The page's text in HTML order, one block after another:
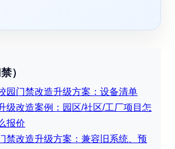
）
园门禁改造升级方案：设备清单
级改造案例：园区/社区/工厂项目怎
报价
禁改造升级方案：兼容旧系统、预